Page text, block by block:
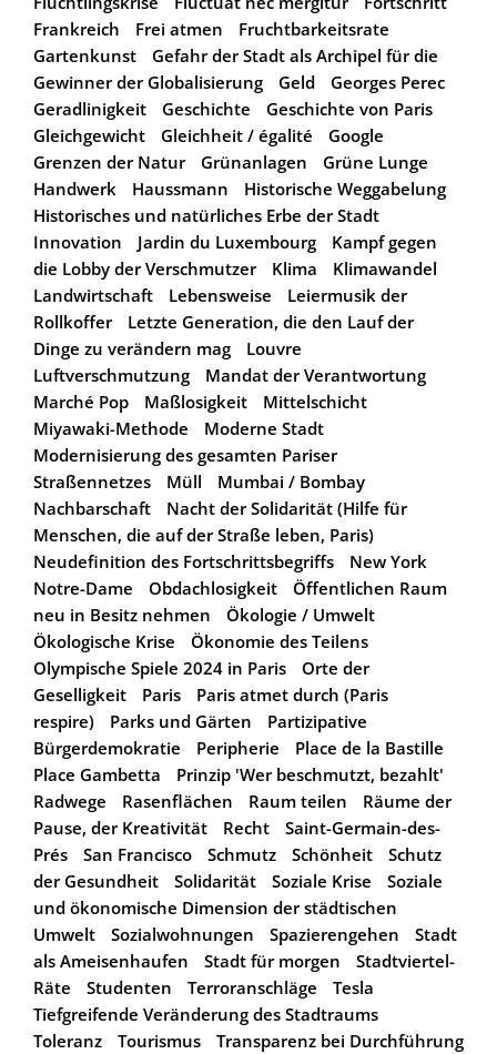
Frankreich
Frei atmen
Fruchtbarkeitsrate
Gartenkunst
Gefahr der Stadt als Archipel für die
Gewinner der Globalisierung
Geld
Georges Perec
Geradlinigkeit
Geschichte
Geschichte von Paris
Gleichgewicht
Gleichheit / égalité
Google
Grenzen der Natur
Grünanlagen
Grüne Lunge
Handwerk
Haussmann
Historische Weggabelung
Historisches und natürliches Erbe der Stadt
Innovation
Jardin du Luxembourg
Kampf gegen
die Lobby der Verschmutzer
Klima
Klimawandel
Landwirtschaft
Lebensweise
Leiermusik der
Rollkoffer
Letzte Generation, die den Lauf der
Dinge zu verändern mag
Louvre
Luftverschmutzung
Mandat der Verantwortung
Marché Pop
Maßlosigkeit
Mittelschicht
Miyawaki-Methode
Moderne Stadt
Modernisierung des gesamten Pariser
Straßennetzes
Müll
Mumbai / Bombay
Nachbarschaft
Nacht der Solidarität (Hilfe für
Menschen, die auf der Straße leben, Paris)
Neudefinition des Fortschrittsbegriffs
New York
Notre-Dame
Obdachlosigkeit
Öffentlichen Raum
neu in Besitz nehmen
Ökologie / Umwelt
Ökologische Krise
Ökonomie des Teilens
Olympische Spiele 2024 in Paris
Orte der
Geselligkeit
Paris
Paris atmet durch (Paris
respire)
Parks und Gärten
Partizipative
Bürgerdemokratie
Peripherie
Place de la Bastille
Place Gambetta
Prinzip 'Wer beschmutzt, bezahlt'
Radwege
Rasenflächen Raum teilen
Räume der
Pause, der Kreativität
Recht
Saint-Germain-des-
Prés
San Francisco Schmutz Schönheit
Schutz
der Gesundheit
Solidarität Soziale Krise
Soziale
und ökonomische Dimension der städtischen
Umwelt
Sozialwohnungen Spazierengehen
Stadt
als Ameisenhaufen
Stadt für morgen
Stadtviertel-
Räte
Studenten Terroranschläge
Tesla
Tiefgreifende Veränderung des Stadtraums
Toleranz
Tourismus
Transparenz bei Durchführung